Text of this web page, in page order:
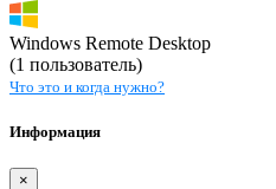
Windows Remote Desktop
(1 пользователь)
Что это и когда нужно?
Информация
×